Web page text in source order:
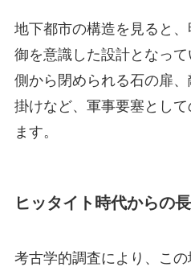
地下都市の構造を見ると
御を意識した設計となっ
側から閉められる石の扉
掛けなど、軍事要塞とし
ます。
ヒッタイト時代からの
考古学的調査により、こ